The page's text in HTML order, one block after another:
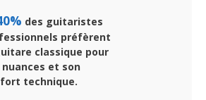
des guitaristes
préfèrent
classique pour
nuances et son
technique.